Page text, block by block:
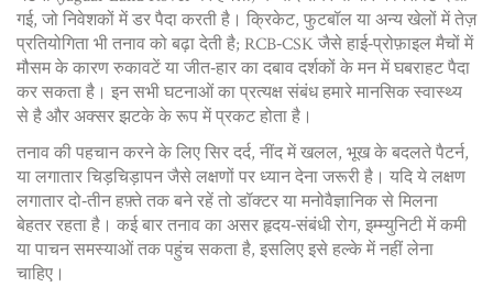
गई, जो निवेशकों में डर पैदा करती है। क्रिकेट, फुटबॉल या अन्य खेलों में तेज़
प्रतियोगिता भी तनाव को बढ़ा देती है; RCB‑CSK जैसे हाई‑प्रोफ़ाइल मैचों में
मौसम के कारण रुकावटें या जीत‑हार का दबाव दर्शकों के मन में घबराहट पैदा
कर सकता है। इन सभी घटनाओं का प्रत्यक्ष संबंध हमारे मानसिक स्वास्थ्य
से है और अक्सर झटके के रूप में प्रकट होता है।
तनाव की पहचान करने के लिए सिर दर्द, नींद में खलल, भूख के बदलते पैटर्न,
या लगातार चिड़चिड़ापन जैसे लक्षणों पर ध्यान देना जरूरी है। यदि ये लक्षण
लगातार दो‑तीन हफ़्ते तक बने रहें तो डॉक्टर या मनोवैज्ञानिक से मिलना
बेहतर रहता है। कई बार तनाव का असर हृदय‑संबंधी रोग, इम्म्युनिटी में कमी
या पाचन समस्याओं तक पहुंच सकता है, इसलिए इसे हल्के में नहीं लेना
चाहिए।